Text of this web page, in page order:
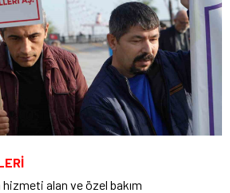
hizmeti alan ve özel bakım